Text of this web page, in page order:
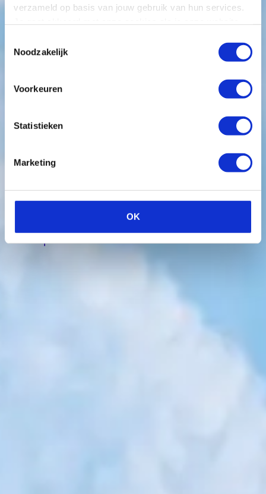
verzameld op basis van jouw gebruik van hun services.
Noodzakelijk
Voorkeuren
Statistieken
Marketing
OK
Neem contact op
Heb je een vraag? Ben je benieuwd naar de
mogelijkheden? Of wil je graag een kop koffie met
ons drinken? Neem contact op en we maken direct